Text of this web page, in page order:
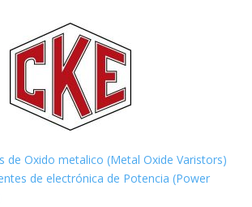
de Oxido metalico (Metal Oxide Varistors)
de electrónica de Potencia (Power